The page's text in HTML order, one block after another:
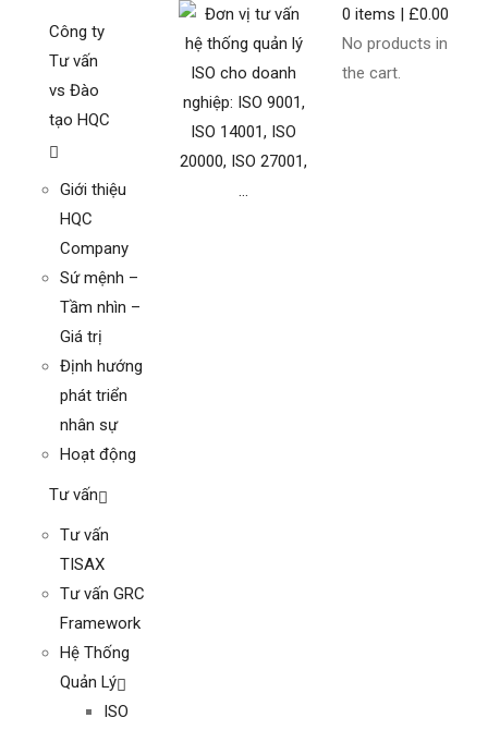
Công ty
Tư vấn
vs Đào
tạo HQC
Giới thiệu
HQC
Company
Sứ mệnh –
Tầm nhìn –
Giá trị
Định hướng
phát triển
nhân sự
Hoạt động
Tư vấn
Tư vấn
TISAX
Tư vấn GRC
Framework
Hệ Thống
Quản Lý
ISO
0 items | £0.00
No products in
the cart.